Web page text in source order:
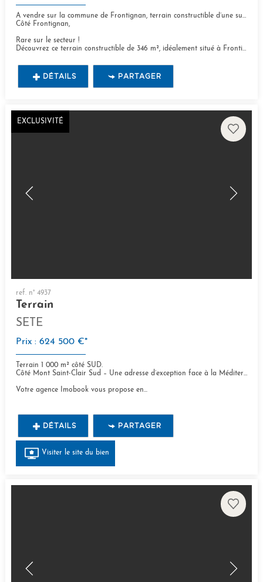
À vendre sur la commune de Frontignan, terrain constructible d’une superficie de 346 m²
Côté Frontignan,
Rare sur le secteur !
Découvrez ce terrain constructible de 346 m², idéalement situé à Frontignan,...
DÉTAILS PARTAGER
EXCLUSIVITÉ
ref. n° 4937
Terrain
SETE
Prix : 624 500 €*
Terrain 1 000 m² côté SUD.
Côté Mont Saint-Clair Sud – Une adresse d’exception face à la Méditerranée.
Votre agence Imobook vous propose en...
DÉTAILS PARTAGER
Visiter le site du bien